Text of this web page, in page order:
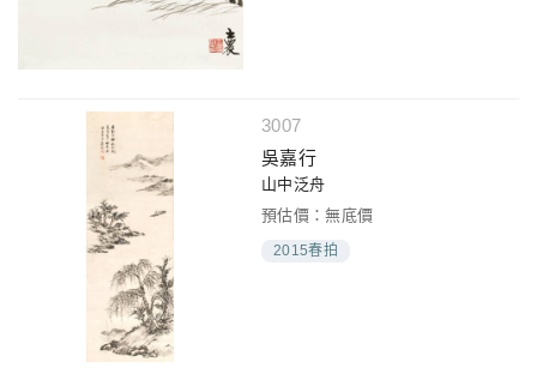
3007
吳嘉行
山中泛舟
預估價：無底價
2015春拍